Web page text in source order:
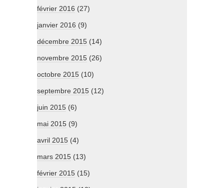
février 2016 (27)
janvier 2016 (9)
décembre 2015 (14)
novembre 2015 (26)
octobre 2015 (10)
septembre 2015 (12)
juin 2015 (6)
mai 2015 (9)
avril 2015 (4)
mars 2015 (13)
février 2015 (15)